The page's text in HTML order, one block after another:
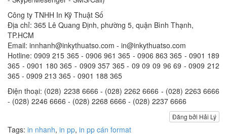
Công ty TNHH In Kỹ Thuật Số
Địa chỉ: 365 Lê Quang Định, phường 5, quận Bình Thạnh,
TP.HCM
Email: innhanh@inkythuatso.com - in@inkythuatso.com
Hotline: 0909 215 365 - 0906 961 365 - 0906 863 365 - 0901 189
365 - 0901 180 365 - 0909 357 365 - 09 09 09 96 69 - 0909 212
365 - 0909 213 365 - 0901 188 365
Điện thoại: (028) 2238 6666 - (028) 2262 6666 - (028) 2263 6666
- (028) 2246 6666 - (028) 2268 6666 - (028) 2237 6666
Đăng bởi Hải Lý
Tags: in nhanh, in pp, in pp cán format